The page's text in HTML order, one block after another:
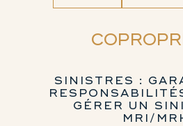
SINISTRES :
GÉRER UN
MRI/